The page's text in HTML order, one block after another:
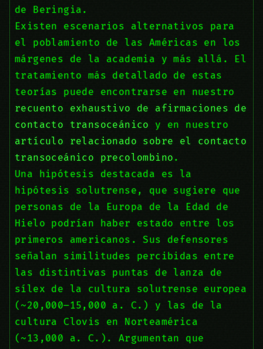
de Beringia.
Existen escenarios alternativos para
el poblamiento de las Américas en los
márgenes de la academia y más allá. El
tratamiento más detallado de estas
teorías puede encontrarse en nuestro
recuento exhaustivo de afirmaciones de
contacto transoceánico y en nuestro
artículo relacionado sobre el contacto
transoceánico precolombino .
Una hipótesis destacada es la
hipótesis solutrense, que sugiere que
personas de la Europa de la Edad de
Hielo podrían haber estado entre los
primeros americanos. Sus defensores
señalan similitudes percibidas entre
las distintivas puntas de lanza de
sílex de la cultura solutrense europea
(~20,000–15,000 a. C.) y las de la
cultura Clovis en Norteamérica
(~13,000 a. C.). Argumentan que